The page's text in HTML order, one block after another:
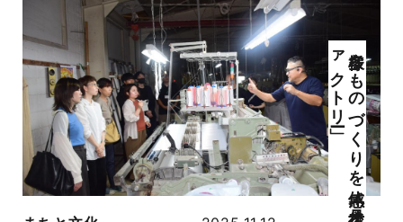
多様な
も
の
づ
く
り
を
体感
「丹後オ
ープ
ン
フ
ァ
ク
ト
リ
ー」